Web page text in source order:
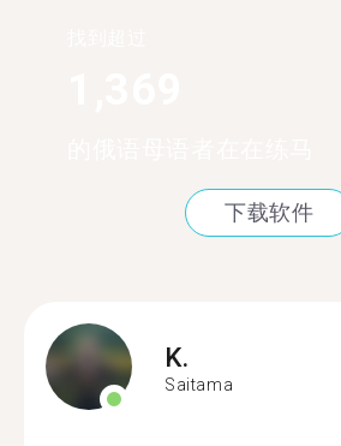
下载软件
K.
Saitama